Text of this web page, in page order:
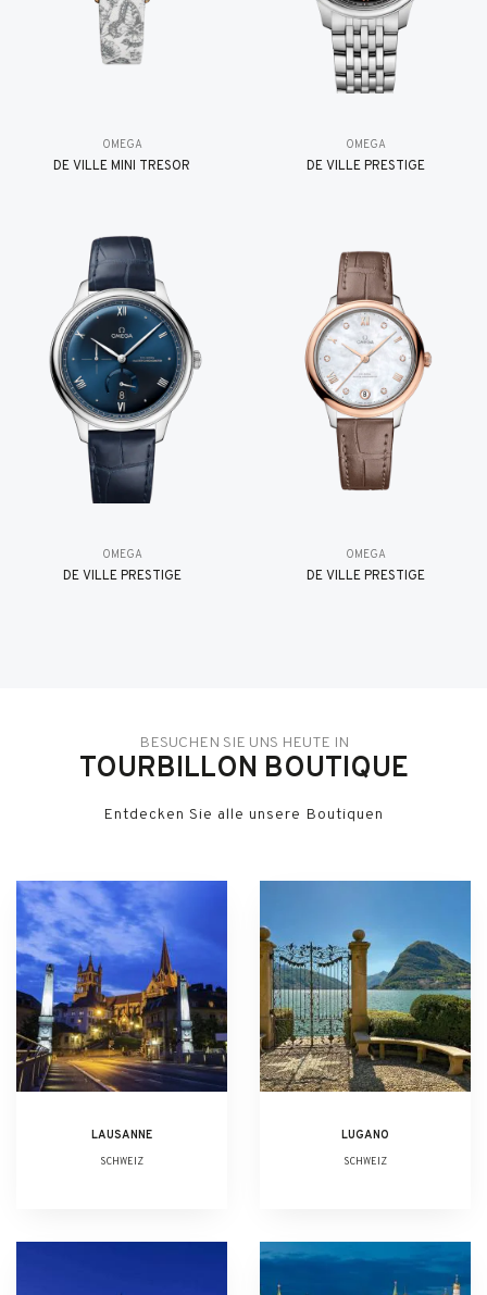
OMEGA
DE VILLE MINI TRÉSOR
OMEGA
DE VILLE PRESTIGE
OMEGA
DE VILLE PRESTIGE
OMEGA
DE VILLE PRESTIGE
BESUCHEN SIE UNS HEUTE IN
TOURBILLON BOUTIQUE
Entdecken Sie alle unsere Boutiquen
LAUSANNE
SCHWEIZ
LUGANO
SCHWEIZ